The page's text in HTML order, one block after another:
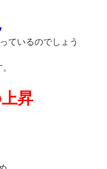
ているのでしょう
昇